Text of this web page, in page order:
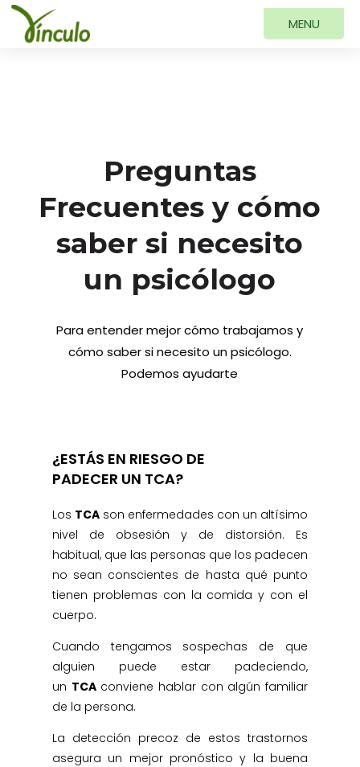
Preguntas
Frecuentes y cómo
saber si necesito
un psicólogo
Para entender mejor cómo trabajamos y
cómo saber si necesito un psicólogo.
Podemos ayudarte
¿ESTÁS EN RIESGO DE
PADECER UN TCA?
Los TCA son enfermedades con un altísimo
nivel de obsesión y de distorsión. Es
habitual, que las personas que los padecen
no sean conscientes de hasta qué punto
tienen problemas con la comida y con el
cuerpo.
Cuando tengamos sospechas de que
alguien puede estar padeciendo,
un TCA conviene hablar con algún familiar
de la persona.
La detección precoz de estos trastornos
asegura un mejor pronóstico y la buena